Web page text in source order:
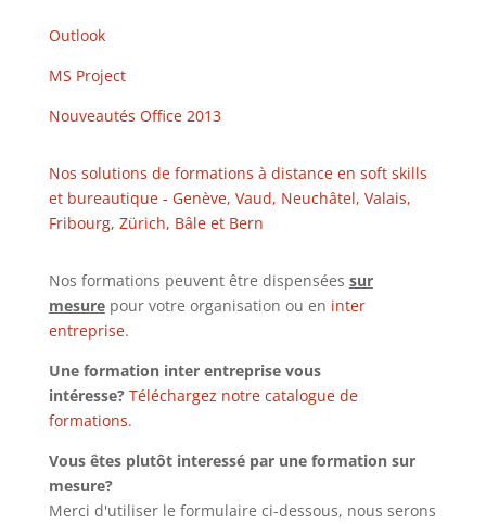
Outlook
MS Project
Nouveautés Office 2013
Nos solutions de formations à distance en soft skills
et bureautique - Genève, Vaud, Neuchâtel, Valais,
Fribourg, Zürich, Bâle et Bern
Nos formations peuvent être dispensées sur
mesurepour votre organisation ou en inter
entreprise.
Une formation inter entreprise vous
intéresse? Téléchargez notre catalogue de
formations.
Vous êtes plutôt interessé par une formation sur
mesure?
Merci d'utiliser le formulaire ci-dessous, nous serons